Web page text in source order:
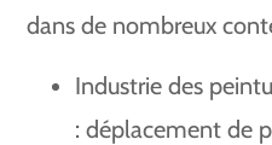
dans de nombreux
Industrie des
: déplacement de